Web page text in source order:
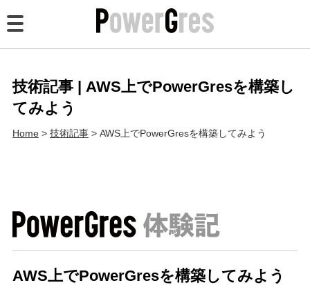
PowerGres とは
導入事例
ダウンロード
技術記事 | AWS上でPowerGresを構築し
てみよう
Home 技術記事 AWS上でPowerGresを構築してみよう
AWS上でPowerGresを構築してみよう